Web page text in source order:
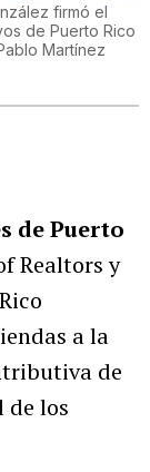
firmó el
de Puerto Rico
Martínez
de Puerto
Realtors y
a la
de
de los